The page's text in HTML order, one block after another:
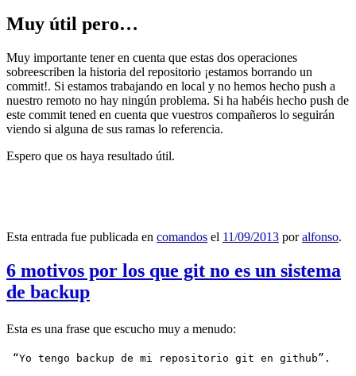
Muy útil pero…
Muy importante tener en cuenta que estas dos operaciones
sobreescriben la historia del repositorio ¡estamos borrando un
commit!. Si estamos trabajando en local y no hemos hecho push a
nuestro remoto no hay ningún problema. Si ha habéis hecho push de
este commit tened en cuenta que vuestros compañeros lo seguirán
viendo si alguna de sus ramas lo referencia.
Espero que os haya resultado útil.
Esta entrada fue publicada en comandos el 11/09/2013 poralfonso.
6 motivos por los que git no es un sistema
de backup
Esta es una frase que escucho muy a menudo:
“Yo tengo backup de mi repositorio git en github”.